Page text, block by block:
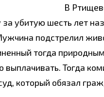
В
убитую шесть лет
подстрелил
тогда
выплачивать. Тогда
который обязал